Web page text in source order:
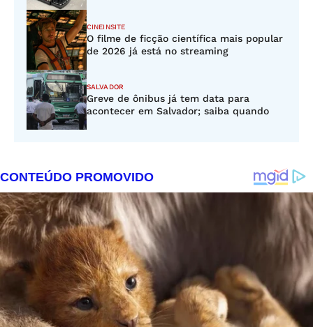
CINEINSITE
O filme de ficção científica mais popular
de 2026 já está no streaming
SALVADOR
Greve de ônibus já tem data para
acontecer em Salvador; saiba quando